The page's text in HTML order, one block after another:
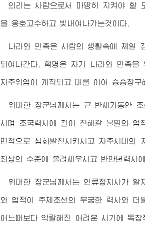
의리는 사람으로서 마땅히 지켜야 할
을 옹호고수하고 빛내여나가는것이다.
나라와 민족은 사람의 생활속에 제일
되여나간다. 혁명은 자기 나라와 민족을
자주위업이 개척되고 대를 이어 승승장구
위대한 장군님 께서는 근 반세기동안
시며 조국력사에 길이 전해갈 불멸의 업
면적으로 심화발전시키시고 자주시대의
최상의 수준에 올려세우시고 반만년력사
위대한 장군님 께서는 인류정치사가 알
와 업적이 주체조선의 무궁한 력사와 더
어느때보다 악랄해진 어려운 시기에 독창